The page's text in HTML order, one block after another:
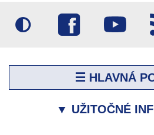
☰ HLAVNÁ
▼ UŽITOČNÉ